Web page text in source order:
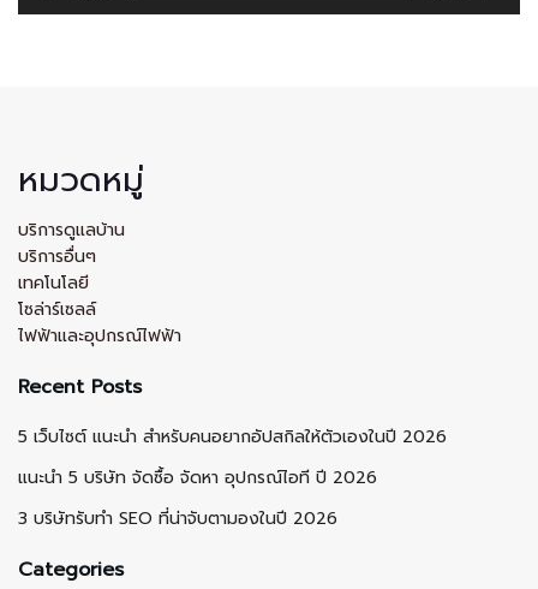
หมวดหมู่
บริการดูแลบ้าน
บริการอื่นๆ
เทคโนโลยี
โซล่าร์เซลล์
ไฟฟ้าและอุปกรณ์ไฟฟ้า
Recent Posts
5 เว็บไซต์ แนะนำ สำหรับคนอยากอัปสกิลให้ตัวเองในปี 2026
แนะนำ 5 บริษัท จัดซื้อ จัดหา อุปกรณ์ไอที ปี 2026
3 บริษัทรับทำ SEO ที่น่าจับตามองในปี 2026
Categories